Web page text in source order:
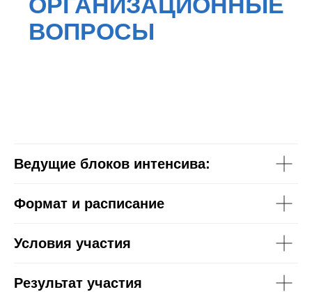
Ведущие блоков интенсива:
Формат и расписание
Условия участия
Результат участия